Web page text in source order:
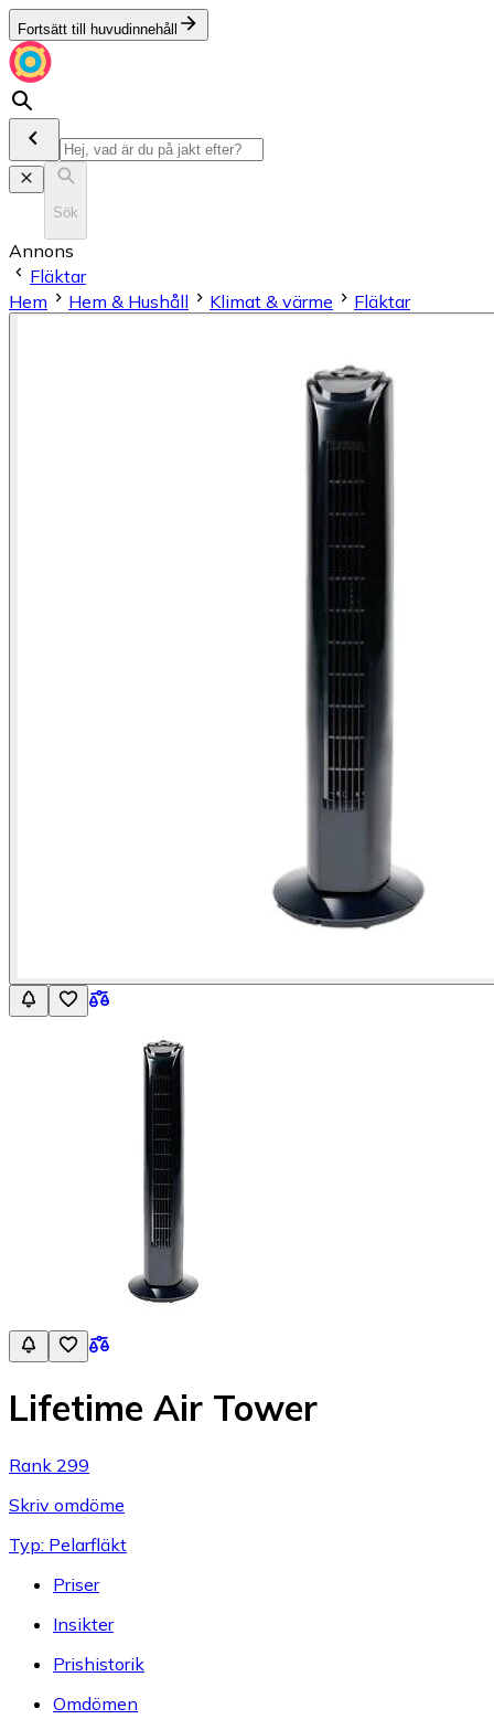
Fortsätt till huvudinnehåll
Sök
Annons
Fläktar
Hem
Hem & Hushåll Klimat & värme Fläktar
Lifetime Air Tower
Rank 299
Skriv omdöme
Typ: Pelarfläkt
Priser
Insikter
Prishistorik
Omdömen